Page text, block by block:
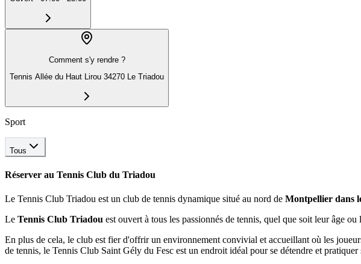
Comment s'y rendre ?
Tennis Allée du Haut Lirou 34270 Le Triadou
Sport
Tous
Réserver au Tennis Club du Triadou
Le Tennis Club Triadou est un club de tennis dynamique situé au nord de Montpellier dans
Le Tennis Club Triadou est ouvert à tous les passionnés de tennis, quel que soit leur âge
En plus de cela, le club est fier d'offrir un environnement convivial et accueillant où les
de tennis, le Tennis Club Saint Gély du Fesc est un endroit idéal pour se détendre et pratiquer